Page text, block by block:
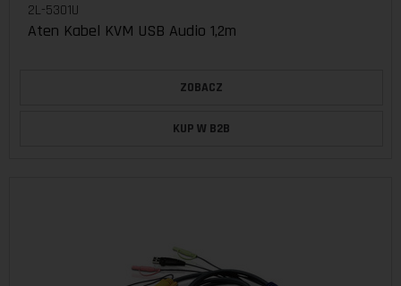
2L-5301U
Aten Kabel KVM USB Audio 1,2m
ZOBACZ
KUP W B2B